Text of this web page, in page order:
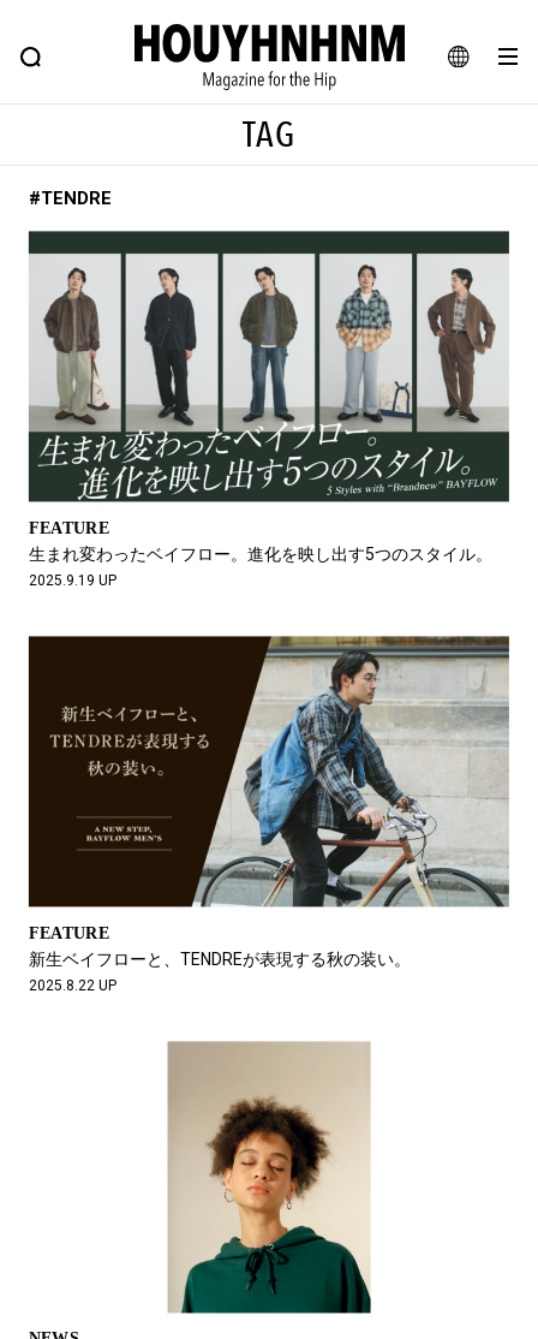
JA
FEATURE BLOG SNAP
ヒップなファッション、カルチャー、ライフスタイルWEBマガジン
#注目のタグ
#SHOPPING ADDICT #憧れの逸品
#ESSENTIAL DESIGNS #古着サミット
#NEW VINTAGE #マイナーグッド図鑑
#路地裏てぃーん。 #MONTHLY JOURNAL
#GH 銘品の所以 #フイナムのYouTube
#Commune H #FOCUS IT #AH.H
#ととけん #FASHION #MUSIC #MOVIE
#LIFESTYLE
#SPORTS
TAG
#TENDRE
FEATURE
生まれ変わったベイフロー。進化を映し出す5つのスタイル。
2025.9.19 UP
FEATURE
新生ベイフローと、TENDREが表現する秋の装い。
2025.8.22 UP